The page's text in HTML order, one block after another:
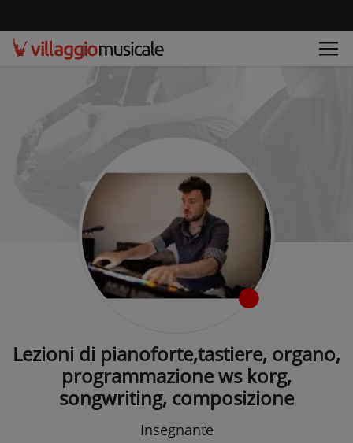
Lezioni di pianoforte,tastiere, organo,
programmazione ws korg,
songwriting, composizione
Insegnante